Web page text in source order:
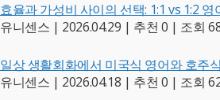
효율과 가성비 사이의 선택: 1:1 vs 1:2
유니센스 | 2026.04.29 | 추천 0 | 조회
일상 생활회화에서 미국식 영어와 호주
유니센스 | 2026.04.18 | 추천 0 | 조회